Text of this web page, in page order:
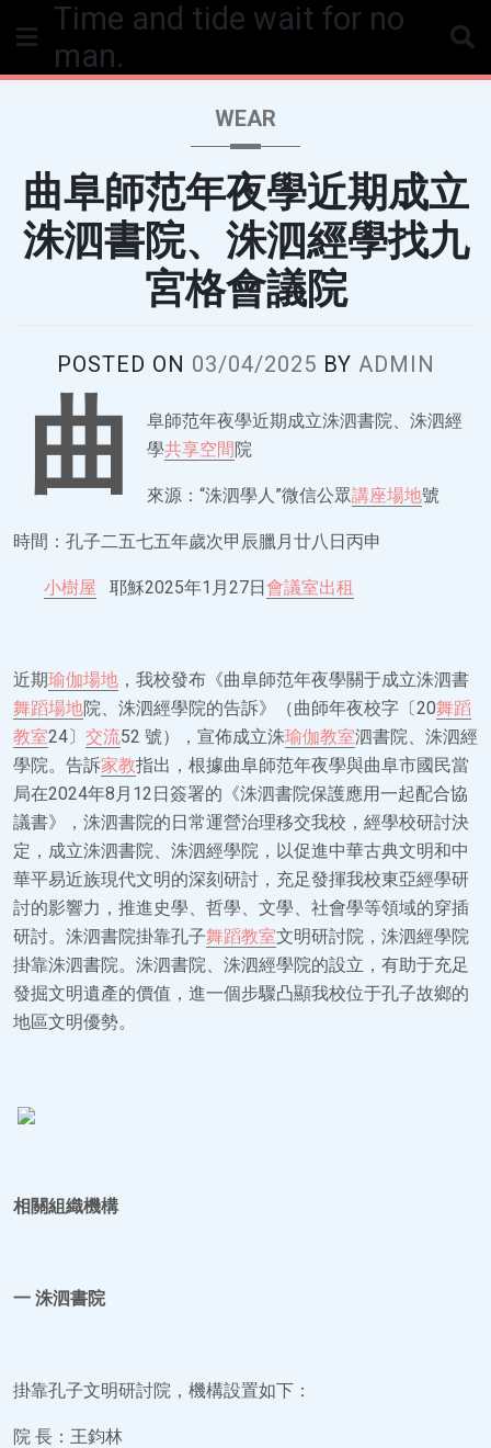
Time and tide wait for no
man.
WEAR
曲阜師范年夜學近期成立
洙泗書院、洙泗經學找九
宮格會議院
POSTED ON 03/04/2025 BY ADMIN
曲
阜師范年夜學近期成立洙泗書院、洙泗經
學共享空間院
來源：“洙泗學人”微信公眾講座場地號
時間：孔子二五七五年歲次甲辰臘月廿八日丙申
小樹屋 耶穌2025年1月27日會議室出租
近期瑜伽場地 ，我校發布《曲阜師范年夜學關于成立洙泗書
舞蹈場地院、洙泗經學院的告訴》（曲師年夜校字〔20舞蹈
教室24〕 交流52 號），宣佈成立洙瑜伽教室泗書院、洙泗經
學院。告訴家教指出，根據曲阜師范年夜學與曲阜市國民當
局在2024年8月12日簽署的《洙泗書院保護應用一起配合協
議書》，洙泗書院的日常運營治理移交我校，經學校研討決
定，成立洙泗書院、洙泗經學院，以促進中華古典文明和中
華平易近族現代文明的深刻研討，充足發揮我校東亞經學研
討的影響力，推進史學、哲學、文學、社會學等領域的穿插
研討。洙泗書院掛靠孔子舞蹈教室文明研討院，洙泗經學院
掛靠洙泗書院。洙泗書院、洙泗經學院的設立，有助于充足
發掘文明遺產的價值，進一個步驟凸顯我校位于孔子故鄉的
地區文明優勢。
相關組織機構
一 洙泗書院
掛靠孔子文明研討院，機構設置如下：
院 長：王鈞林